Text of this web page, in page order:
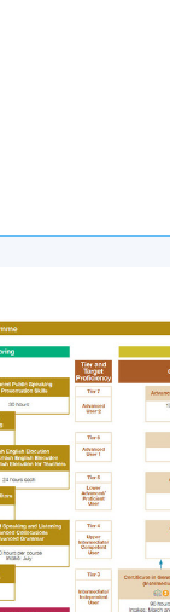
程期间分配的教
学场地可能与广
需要，经相关部门
正常的面授教学
我们合格且经验丰
人是以英语为母